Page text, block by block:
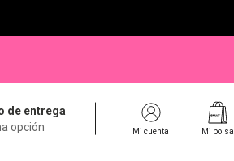
de entrega
opción
Mi cuenta Mi bolsa